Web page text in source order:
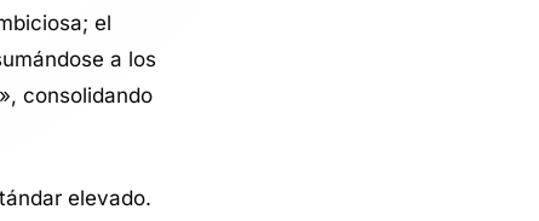
el
a los
consolidando
elevado.